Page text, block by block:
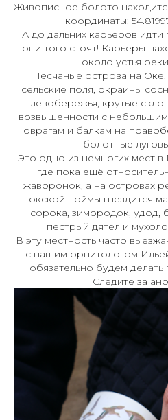
Живописное болото
координаты:
А до дальних карьеров
они того стоят! Карьеры
около устья
Песчаные острова на
сельские поля, окраины
левобережья, крутые
возвышенности с
оврагам и балкам на
болотные
Это одно из немногих мест
где пока ещё
жаворонок, а на островах
окской поймы гнездится
сорока, зимородок, удод,
пёстрый дятел и
В эту местность часто
с нашим орнитологом
обязательно будем делать
Следите за